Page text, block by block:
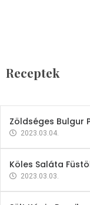
Receptek
2023.03.06.
Zöldséges Bulgur
2023.03.04.
Köles Saláta
2023.03.03.